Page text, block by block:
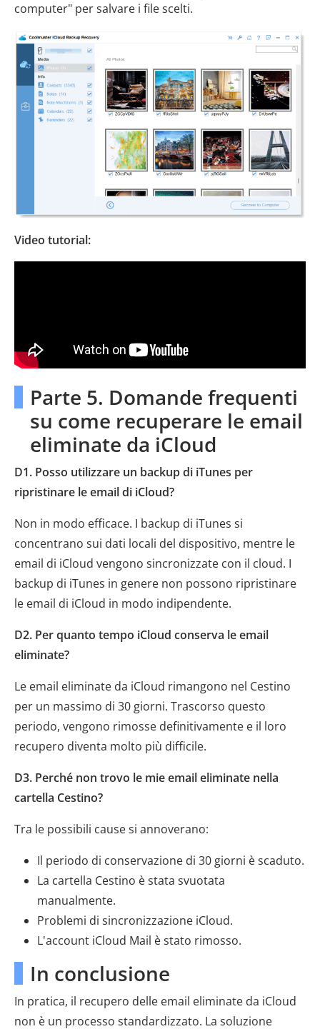
computer" per salvare i file scelti.
Video tutorial:
Parte 5. Domande frequenti
su come recuperare le email
eliminate da iCloud
D1. Posso utilizzare un backup di iTunes per
ripristinare le email di iCloud?
Non in modo efficace. I backup di iTunes si
concentrano sui dati locali del dispositivo, mentre le
email di iCloud vengono sincronizzate con il cloud. I
backup di iTunes in genere non possono ripristinare
le email di iCloud in modo indipendente.
D2. Per quanto tempo iCloud conserva le email
eliminate?
Le email eliminate da iCloud rimangono nel Cestino
per un massimo di 30 giorni. Trascorso questo
periodo, vengono rimosse definitivamente e il loro
recupero diventa molto più difficile.
D3. Perché non trovo le mie email eliminate nella
cartella Cestino?
Tra le possibili cause si annoverano:
Il periodo di conservazione di 30 giorni è scaduto.
La cartella Cestino è stata svuotata
manualmente.
Problemi di sincronizzazione iCloud.
L'account iCloud Mail è stato rimosso.
In conclusione
In pratica, il recupero delle email eliminate da iCloud
non è un processo standardizzato. La soluzione